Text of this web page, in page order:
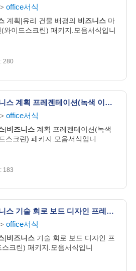
> office서식
계획|유리 건물 배경의 비즈니스 마
와이드스크린) 패키지.모음서식입니
280
비즈니스|비즈니스 계획 프레젠테이션(녹색 이온 디자인, 와이드스크린)
> office서식
|비즈니스 계획 프레젠테이션(녹색
스크린) 패키지.모음서식입니
183
비즈니스|비즈니스 기술 회로 보드 디자인 프레젠테이션(와이드스크린)
> office서식
|비즈니스 기술 회로 보드 디자인 프
크린) 패키지.모음서식입니